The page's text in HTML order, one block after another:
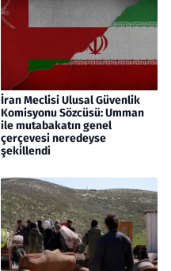
İran Meclisi Ulusal Güvenlik
Komisyonu Sözcüsü: Umman
ile mutabakatın genel
çerçevesi neredeyse
şekillendi